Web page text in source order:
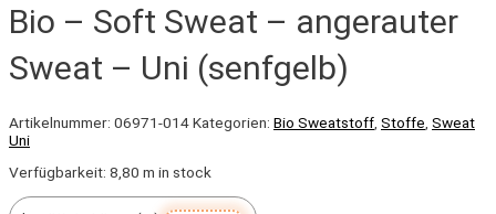
Bio – Soft Sweat – angerauter
Sweat – Uni (senfgelb)
Artikelnummer: 06971-014Kategorien: Bio Sweatstoff Stoffe Sweat
Uni
Verfügbarkeit: 8,80 m in stock